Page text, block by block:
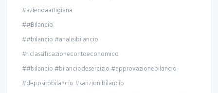
#aziendaartigiana
##Bilancio
##bilancio #analisibilancio
#riclassificazionecontoeconomico
##bilancio #bilanciodesercizio #approvazionebilancio
#depositobilancio #sanzionibilancio